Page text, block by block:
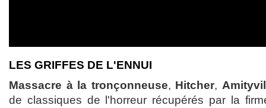
LES GRIFFES DE L'ENNUI
Massacre à la tronçonneuse, Hitcher,
de classiques de l'horreur récupérés par la